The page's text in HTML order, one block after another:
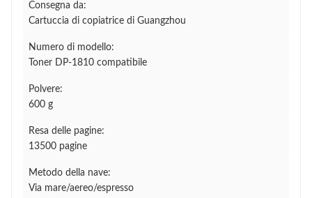
Consegna da:
Cartuccia di copiatrice di Guangzhou
Numero di modello:
Toner DP-1810 compatibile
Polvere:
600 g
Resa delle pagine:
13500 pagine
Metodo della nave:
Via mare/aereo/espresso